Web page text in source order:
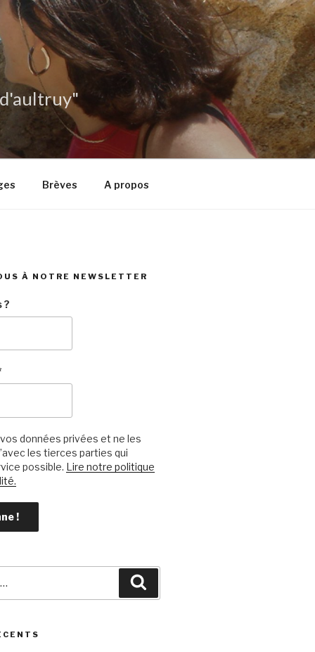
Brèves A propos
À NOTRE NEWSLETTER
?
données privées et ne les
les tierces parties qui
possible. Lire notre politique